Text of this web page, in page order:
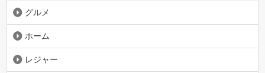
グルメ
ホーム
レジャー